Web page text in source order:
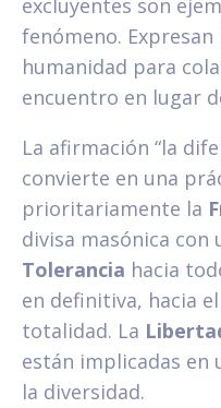
fenómeno.
humanidad para
encuentro en lugar
La afirmación “la
convierte en una
prioritariamente la
divisa masónica con
Tolerancia hacia
en definitiva, hacia
totalidad. La
están implicadas en
la diversidad.